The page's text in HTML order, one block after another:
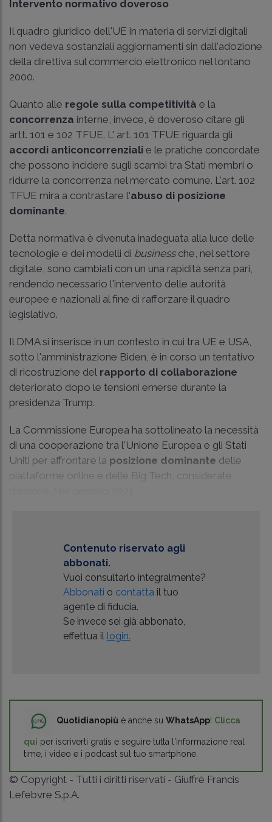
Intervento normativo doveroso
Il quadro giuridico dell'UE in materia di servizi digitali
non vedeva sostanziali aggiornamenti sin dall'adozione
della direttiva sul commercio elettronico nel lontano
2000.
Quanto alle regole sulla competitività e la
concorrenza interne, invece, è doveroso citare gli
artt. 101 e 102 TFUE. L' art. 101 TFUE riguarda gli
accordi anticoncorrenziali e le pratiche concordate
che possono incidere sugli scambi tra Stati membri o
ridurre la concorrenza nel mercato comune. L'art. 102
TFUE mira a contrastare l'abuso di posizione
dominante.
Detta normativa è divenuta inadeguata alla luce delle
tecnologie e dei modelli di businessche, nel settore
digitale, sono cambiati con un una rapidità senza pari,
rendendo necessario l'intervento delle autorità
europee e nazionali al fine di rafforzare il quadro
legislativo.
Il DMA si inserisce in un contesto in cui tra UE e USA,
sotto l'amministrazione Biden, è in corso un tentativo
di ricostruzione del rapporto di collaborazione
deteriorato dopo le tensioni emerse durante la
presidenza Trump.
La Commissione Europea ha sottolineato la necessità
di una cooperazione tra l'Unione Europea e gli Stati
Uniti per affrontare la posizione dominante delle
piattaforme online e delle Big Tech, considerate
Contenuto riservato agli
abbonati.
Vuoi consultarlo integralmente?
Abbonati o contattail tuo
agente di fiducia.
Se invece sei già abbonato,
effettua il login.
Quotidianopiù è anche su WhatsApp! Clicca
qui per iscriverti gratis e seguire tutta l'informazione real
time, i video e i podcast sul tuo smartphone.
© Copyright - Tutti i diritti riservati - Giuffrè Francis
Lefebvre S.p.A.